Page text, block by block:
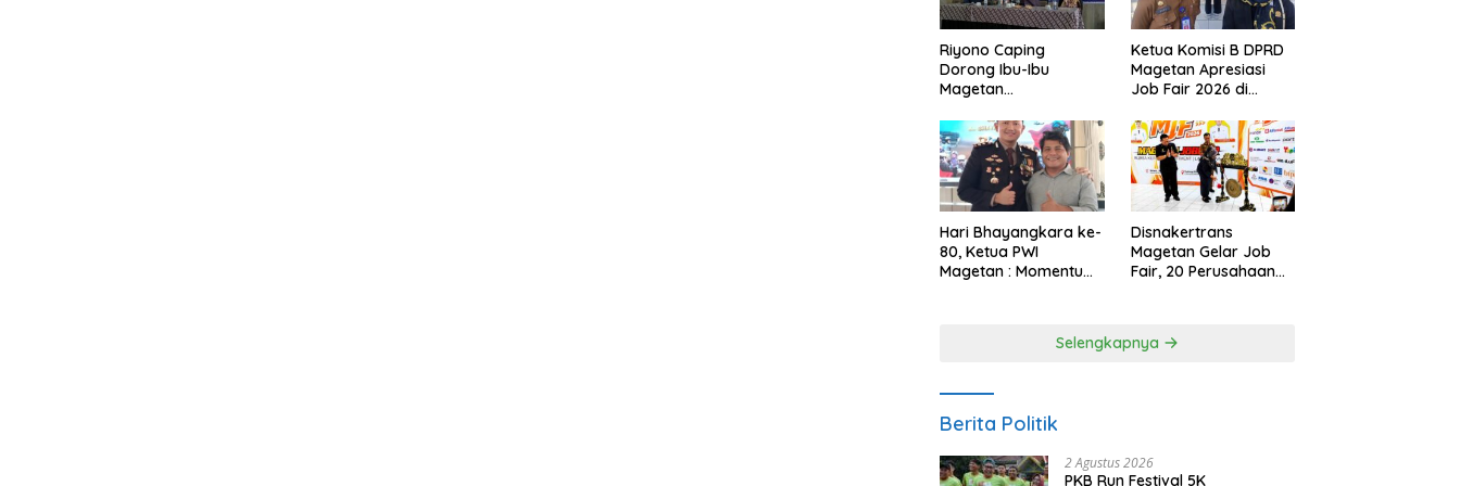
Riyono Caping
Dorong Ibu-Ibu
Magetan
Ikan, Perkuat Budaya
Gemar Makan Ikan
Ketua Komisi B DPRD
Magetan Apresiasi
Job Fair 2026 di
Anggaran
Hari Bhayangkara ke-
80, Ketua PWI
Magetan : Momentum
Disnakertrans
Magetan Gelar Job
Fair, 20 Perusahaan
Selengkapnya
Berita Politik
2 Agustus 2026
PKB Run Festival 5K